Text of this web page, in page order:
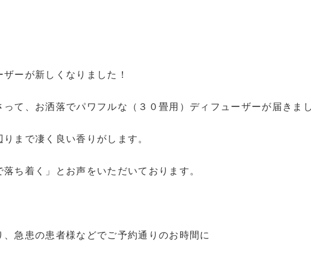
ーが新しくなりました！
て、お洒落でパワフルな（３０畳用）ディフューザーが届きま
まで凄く良い香りがします。
ち着く」とお声をいただいております。
急患の患者様などでご予約通りのお時間に